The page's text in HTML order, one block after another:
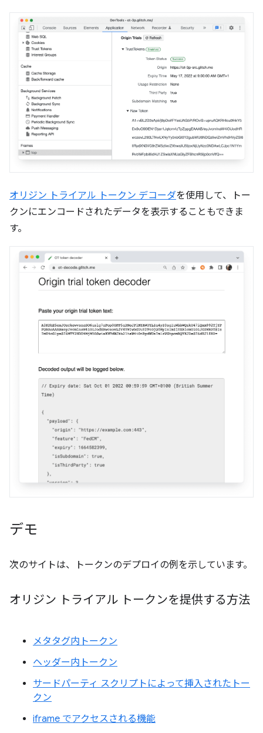
オリジン トライアル トークン デコーダを使用して、トー
クンにエンコードされたデータを表示することもできま
す。
デモ
次のサイトは、トークンのデプロイの例を示しています。
オリジン トライアル トークンを提供する方法
メタタグ内トークン
ヘッダー内トークン
サードパーティ スクリプトによって挿入されたトー
クン
iframe でアクセスされる機能